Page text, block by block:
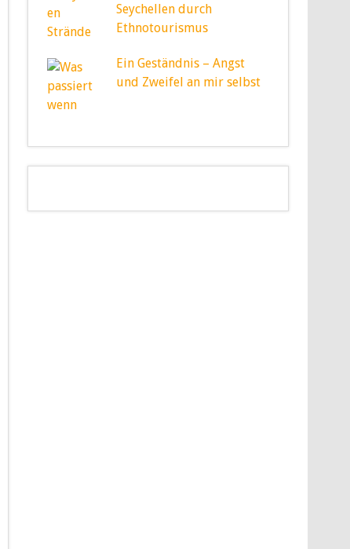
Seychellen durch
Ethnotourismus
Ein Geständnis – Angst
und Zweifel an mir selbst